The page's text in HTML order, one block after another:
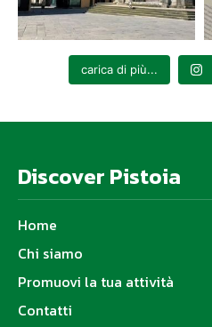
carica di più...
Discover Pistoia
Home
Chi siamo
Promuovi la tua attività
Contatti